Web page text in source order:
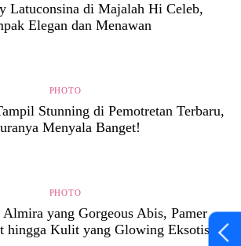
Latuconsina di Majalah Hi Celeb,
Elegan dan Menawan
PHOTO
Stunning di Pemotretan Terbaru,
Menyala Banget!
PHOTO
Almira yang Gorgeous Abis, Pamer
hingga Kulit yang Glowing Eksotis